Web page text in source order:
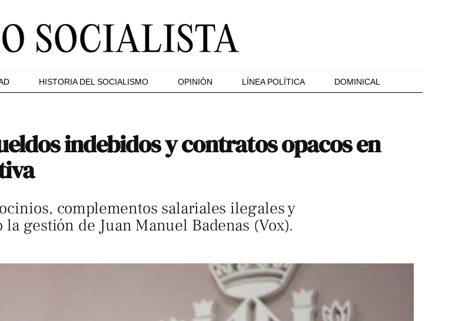
HISTORIA DEL SOCIALISMO OPINIÓN LÍNEA POLÍTICA DOMINICAL
indebidos y contratos opacos en
complementos salariales ilegales y
gestión de Juan Manuel Badenas (Vox).